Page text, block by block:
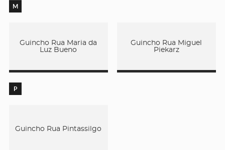
M
Guincho Rua Maria da
Luz Bueno
Guincho Rua Miguel
Piekarz
P
Guincho Rua Pintassilgo